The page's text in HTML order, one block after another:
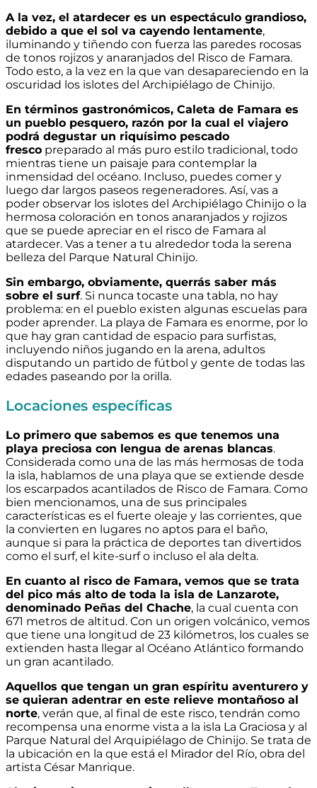
A la vez, el atardecer es un espectáculo grandioso,
debido a que el sol va cayendo lentamente,
iluminando y tiñendo con fuerza las paredes rocosas
de tonos rojizos y anaranjados del Risco de Famara.
Todo esto, a la vez en la que van desapareciendo en la
oscuridad los islotes del Archipiélago de Chinijo.
En términos gastronómicos, Caleta de Famara es
un pueblo pesquero, razón por la cual el viajero
podrá degustar un riquísimo pescado
fresco preparado al más puro estilo tradicional, todo
mientras tiene un paisaje para contemplar la
inmensidad del océano. Incluso, puedes comer y
luego dar largos paseos regeneradores. Así, vas a
poder observar los islotes del Archipiélago Chinijo o la
hermosa coloración en tonos anaranjados y rojizos
que se puede apreciar en el risco de Famara al
atardecer. Vas a tener a tu alrededor toda la serena
belleza del Parque Natural Chinijo.
Sin embargo, obviamente, querrás saber más
sobre el surf. Si nunca tocaste una tabla, no hay
problema: en el pueblo existen algunas escuelas para
poder aprender. La playa de Famara es enorme, por lo
que hay gran cantidad de espacio para surfistas,
incluyendo niños jugando en la arena, adultos
disputando un partido de fútbol y gente de todas las
edades paseando por la orilla.
Locaciones específicas
Lo primero que sabemos es que tenemos una
playa preciosa con lengua de arenas blancas.
Considerada como una de las más hermosas de toda
la isla, hablamos de una playa que se extiende desde
los escarpados acantilados de Risco de Famara. Como
bien mencionamos, una de sus principales
características es el fuerte oleaje y las corrientes, que
la convierten en lugares no aptos para el baño,
aunque si para la práctica de deportes tan divertidos
como el surf, el kite-surf o incluso el ala delta.
En cuanto al risco de Famara, vemos que se trata
del pico más alto de toda la isla de Lanzarote,
denominado Peñas del Chache, la cual cuenta con
671 metros de altitud. Con un origen volcánico, vemos
que tiene una longitud de 23 kilómetros, los cuales se
extienden hasta llegar al Océano Atlántico formando
un gran acantilado.
Aquellos que tengan un gran espíritu aventurero y
se quieran adentrar en este relieve montañoso al
norte, verán que, al final de este risco, tendrán como
recompensa una enorme vista a la isla La Graciosa y al
Parque Natural del Arquipiélago de Chinijo. Se trata de
la ubicación en la que está el Mirador del Río, obra del
artista César Manrique.